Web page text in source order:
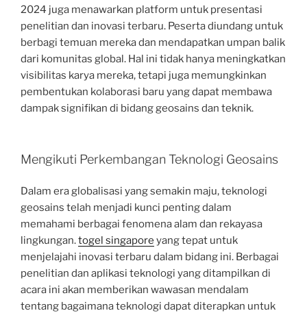
2024 juga menawarkan platform untuk presentasi
penelitian dan inovasi terbaru. Peserta diundang untuk
berbagi temuan mereka dan mendapatkan umpan balik
dari komunitas global. Hal ini tidak hanya meningkatkan
visibilitas karya mereka, tetapi juga memungkinkan
pembentukan kolaborasi baru yang dapat membawa
dampak signifikan di bidang geosains dan teknik.
Mengikuti Perkembangan Teknologi Geosains
Dalam era globalisasi yang semakin maju, teknologi
geosains telah menjadi kunci penting dalam
memahami berbagai fenomena alam dan rekayasa
lingkungan.togel singapore yang tepat untuk
menjelajahi inovasi terbaru dalam bidang ini. Berbagai
penelitian dan aplikasi teknologi yang ditampilkan di
acara ini akan memberikan wawasan mendalam
tentang bagaimana teknologi dapat diterapkan untuk